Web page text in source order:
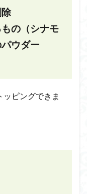
除
の（シナモ
ウダー
ピングできま